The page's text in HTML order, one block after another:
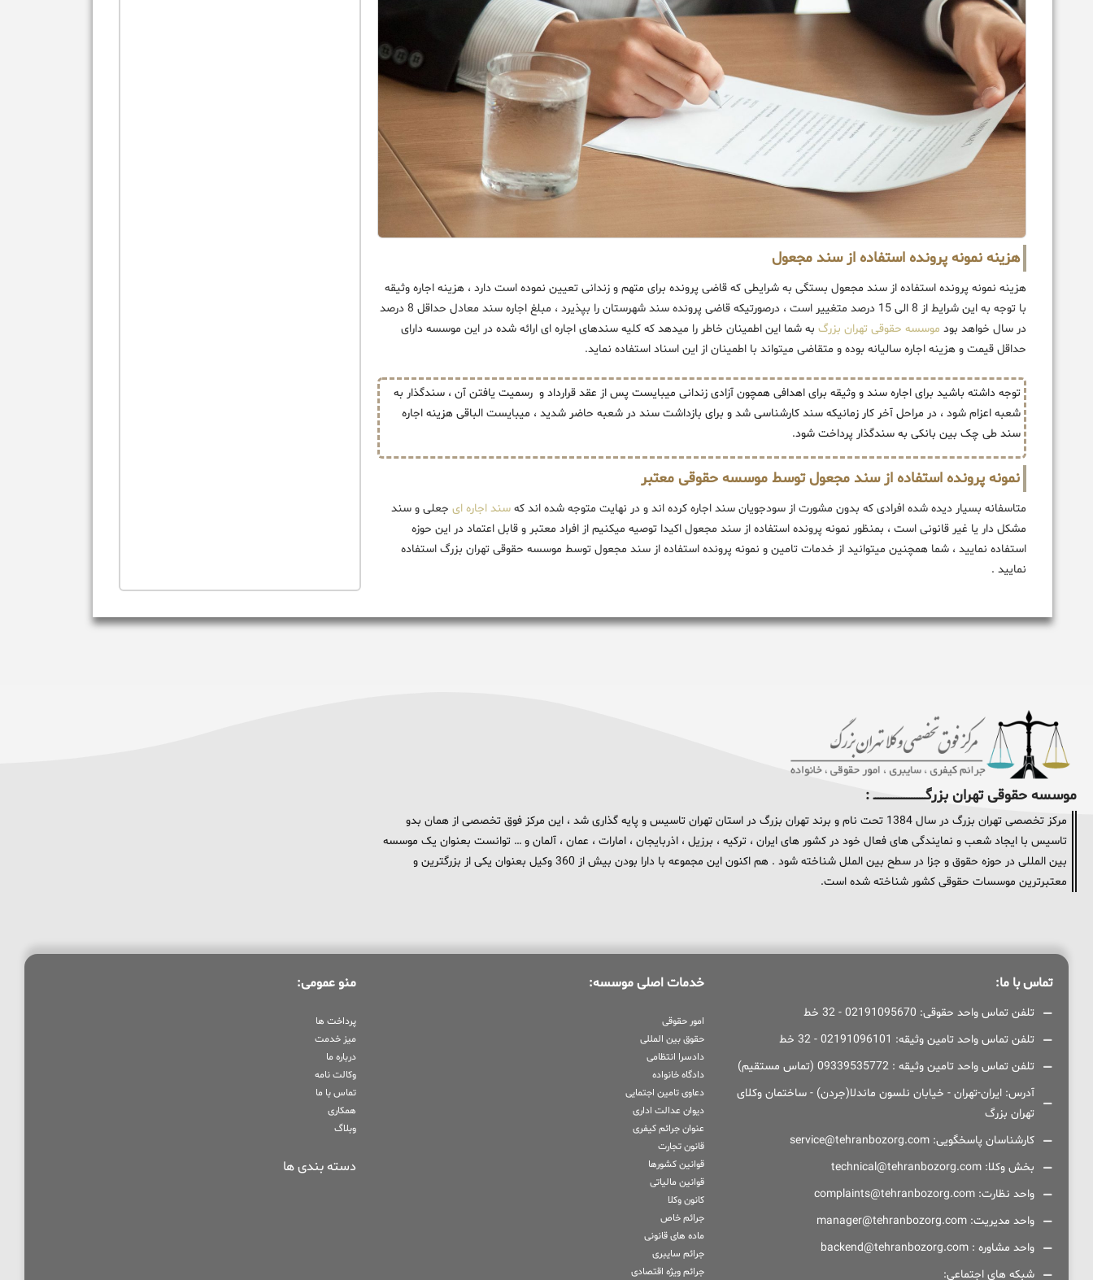
هزینه نمونه پرونده استفاده از سند مجعول
هزینه نمونه پرونده استفاده از سند مجعول بستگی به شرایطی که قاضی پرونده برای متهم و زندانی تعیین نموده است دارد ، هزینه اجاره وثیقه
با توجه به این شرایط از 8 الی 15 درصد متغییر است ، درصورتیکه قاضی پرونده سند شهرستان را بپذیرد ، مبلغ اجاره سند معادل حداقل 8 درصد
در سال خواهد بود موسسه حقوقی تهران بزرگ به شما این اطمینان خاطر را میدهد که کلیه سندهای اجاره ای ارائه شده در این موسسه دارای
حداقل قیمت و هزینه اجاره سالیانه بوده و متقاضی میتواند با اطمینان از این اسناد استفاده نماید.
توجه داشته باشید برای اجاره سند و وثیقه برای اهدافی همچون آزادی زندانی میبایست پس از عقد قرارداد و رسمیت یافتن آن ، سندگذار به
شعبه اعزام شود ، در مراحل آخر کار زمانیکه سند کارشناسی شد و برای بازداشت سند در شعبه حاضر شدید ، میبایست الباقی هزینه اجاره
سند طی چک بین بانکی به سندگذار پرداخت شود.
نمونه پرونده استفاده از سند مجعول توسط موسسه حقوقی معتبر
متاسفانه بسیار دیده شده افرادی که بدون مشورت از سودجویان سند اجاره کرده اند و در نهایت متوجه شده اند که سند اجاره ای جعلی و سند
مشکل دار یا غیر قانونی است ، بمنظور نمونه پرونده استفاده از سند مجعول اکیدا توصیه میکنیم از افراد معتبر و قابل اعتماد در این حوزه
استفاده نمایید ، شما همچنین میتوانید از خدمات تامین و نمونه پرونده استفاده از سند مجعول توسط موسسه حقوقی تهران بزرگ استفاده
نمایید .
موسسه حقوقی تهران بزرگــــــــــــــــــــــــــــــــ :
مرکز تخصصی تهران بزرگ در سال 1384 تحت نام و برند تهران بزرگ در استان تهران تاسیس و پایه گذاری شد ، این مرکز فوق تخصصی از همان بدو
تاسیس با ایجاد شعب و نمایندگی های فعال خود در کشور های ایران ، ترکیه ، برزیل ، اذربایجان ، امارات ، عمان ، آلمان و … توانست بعنوان یک موسسه
بین المللی در حوزه حقوق و جزا در سطح بین الملل شناخته شود . هم اکنون این مجموعه با دارا بودن بیش از 360 وکیل بعنوان یکی از بزرگترین و
معتبرترین موسسات حقوقی کشور شناخته شده است.
تماس با ما:
تلفن تماس واحد حقوقی: 02191095670 - 32 خط
تلفن تماس واحد تامین وثیقه: 02191096101 - 32 خط
تلفن تماس واحد تامین وثیقه : 09339535772 (تماس مستقیم)
آدرس: ایران-تهران - خیابان نلسون ماندلا(جردن) - ساختمان وکلای
تهران بزرگ
کارشناسان پاسخگویی: service@tehranbozorg.com
بخش وکلا: technical@tehranbozorg.com
واحد نظارت: complaints@tehranbozorg.com
واحد مدیریت: manager@tehranbozorg.com
واحد مشاوره : backend@tehranbozorg.com
شبکه های اجتماعی:
خدمات اصلی موسسه:
امور حقوقی
حقوق بین المللی
دادسرا انتظامی
دادگاه خانواده
دعاوی تامین اجتمایی
دیوان عدالت اداری
عنوان جرائم کیفری
قانون تجارت
قوانین کشورها
قوانین مالیاتی
کانون وکلا
جرائم خاص
ماده های قانونی
جرائم سایبری
جرائم ویژه اقتصادی
منو عمومی:
پرداخت ها
میز خدمت
درباره ما
وکالت نامه
تماس با ما
همکاری
وبلاگ
دسته بندی ها